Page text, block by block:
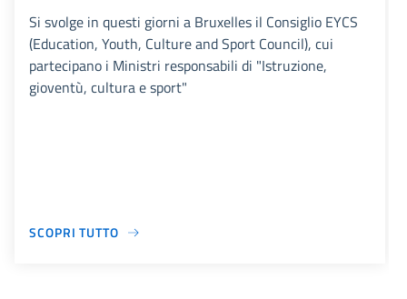
Si svolge in questi giorni a Bruxelles il Consiglio EYCS
(Education, Youth, Culture and Sport Council), cui
partecipano i Ministri responsabili di "Istruzione,
gioventù, cultura e sport"
SCOPRI TUTTO